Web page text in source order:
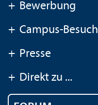
+ Bewerbung
+ Campus-Besuch
+ Presse
+ Direkt zu ...